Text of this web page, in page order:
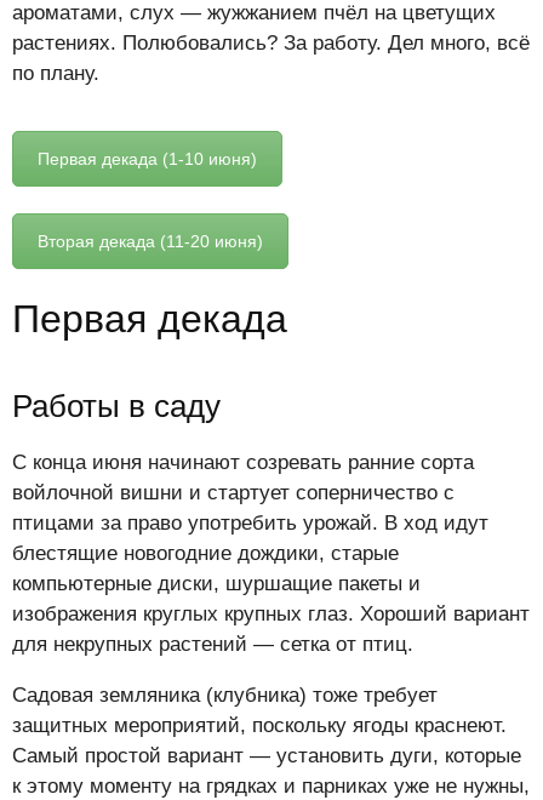
ароматами, слух — жужжанием пчёл на цветущих
растениях. Полюбовались? За работу. Дел много, всё
по плану.
Первая декада (1-10 июня)
Вторая декада (11-20 июня)
Первая декада
Работы в саду
С конца июня начинают созревать ранние сорта
войлочной вишни и стартует соперничество с
птицами за право употребить урожай. В ход идут
блестящие новогодние дождики, старые
компьютерные диски, шуршащие пакеты и
изображения круглых крупных глаз. Хороший вариант
для некрупных растений — сетка от птиц.
Садовая земляника (клубника) тоже требует
защитных мероприятий, поскольку ягоды краснеют.
Самый простой вариант — установить дуги, которые
к этому моменту на грядках и парниках уже не нужны,